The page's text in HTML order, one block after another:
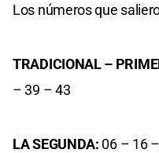
Los números que
TRADICIONAL –
– 39 – 43
LA SEGUNDA: 06 – 16